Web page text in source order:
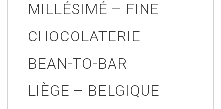
MILLÉSIMÉ – FINE
CHOCOLATERIE
BEAN-TO-BAR
LIÈGE – BELGIQUE